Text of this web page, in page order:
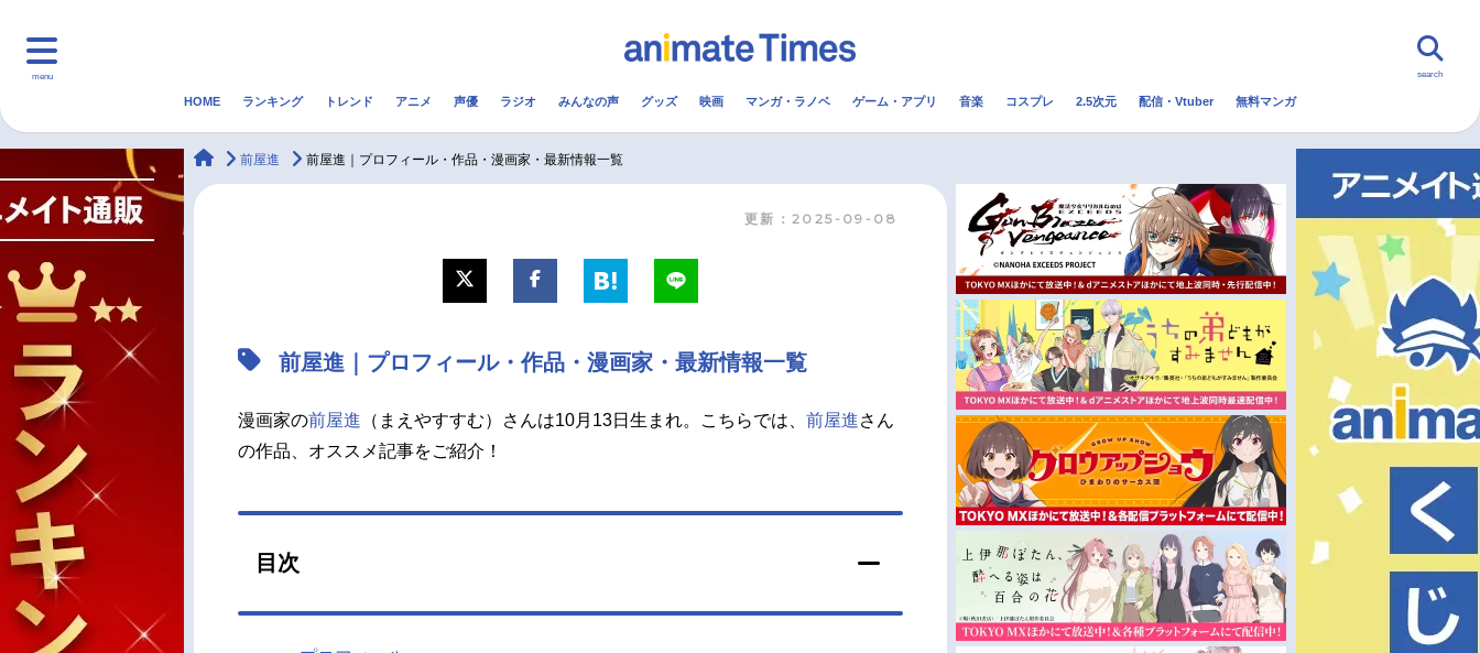
menu
マンガ・ラノベ 2.5次元 配信・Vtuber トレンド 無料マンガ
声優記事一覧
アニメ映画一覧
男性声優/女性声優一覧
今期アニメ曜日別一覧 秋アニメ
冬アニメ
FOLLOW US
search
HOME ランキング トレンド アニメ 声優 ラジオ みんなの声 グッズ 映画 マンガ・ラノベ ゲーム・アプリ 音楽 コスプレ 2.5次元 配信・Vtuber 無料マンガ
animateTimes
前屋進 前屋進｜プロフィール・作品・漫画家・最新情報一覧
更新：2025-09-08
前屋進｜プロフィール・作品・漫画家・最新情報一覧
漫画家の前屋進 （まえやすすむ）さんは10月13日生まれ。こちらでは、 前屋進さん
の作品、オススメ記事をご紹介！
目次